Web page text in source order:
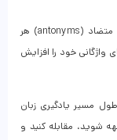
بسیاری از دیکشنری‌ها کلمات هم‌معنی (synonyms) و متضاد (antonyms) هر
خود را افزایش
مسیر یادگیری زبان
شوید، مقابله کنید و